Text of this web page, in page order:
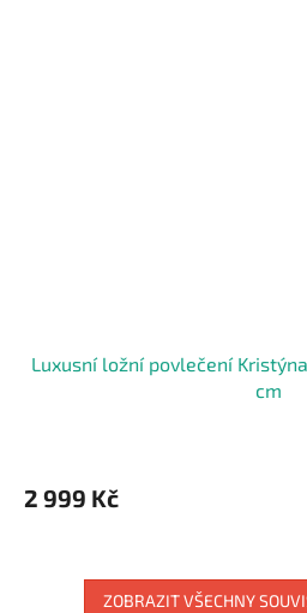
Luxusní ložní povlečení
cm
2 999 Kč
ZOBRAZIT VŠECHNY